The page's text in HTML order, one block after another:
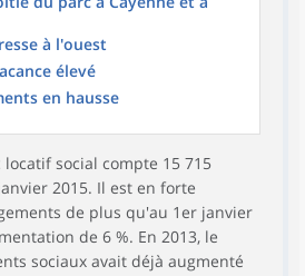
à l'ouest
élevé
en hausse
locatif social compte 15 715
2015. Il est en forte
de plus qu'au 1er janvier
de 6 %. En 2013, le
sociaux avait déjà augmenté